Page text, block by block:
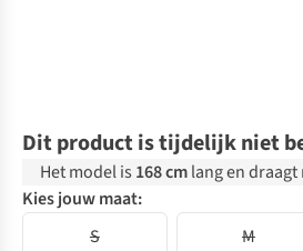
Dit product is tijdelijk niet
Het model is 168 cmlang en draagt
Kies jouw maat:
S
M